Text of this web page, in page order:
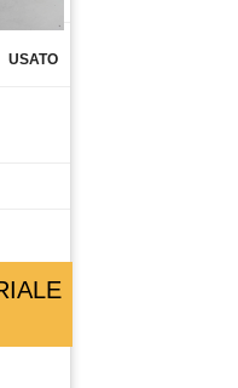
USATO